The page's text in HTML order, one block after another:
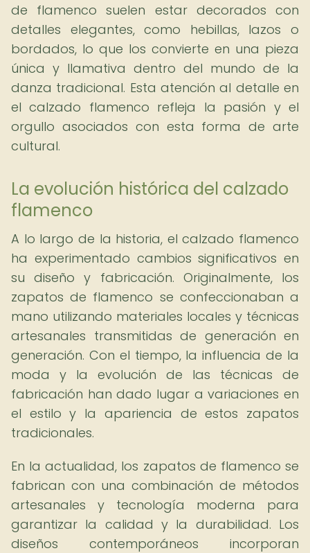
de flamenco suelen estar decorados con
detalles elegantes, como hebillas, lazos o
bordados, lo que los convierte en una pieza
única y llamativa dentro del mundo de la
danza tradicional. Esta atención al detalle en
el calzado flamenco refleja la pasión y el
orgullo asociados con esta forma de arte
cultural.
La evolución histórica del calzado
flamenco
A lo largo de la historia, el calzado flamenco
ha experimentado cambios significativos en
su diseño y fabricación. Originalmente, los
zapatos de flamenco se confeccionaban a
mano utilizando materiales locales y técnicas
artesanales transmitidas de generación en
generación. Con el tiempo, la influencia de la
moda y la evolución de las técnicas de
fabricación han dado lugar a variaciones en
el estilo y la apariencia de estos zapatos
tradicionales.
En la actualidad, los zapatos de flamenco se
fabrican con una combinación de métodos
artesanales y tecnología moderna para
garantizar la calidad y la durabilidad. Los
diseños contemporáneos incorporan